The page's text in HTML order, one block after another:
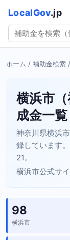
LocalGov.jp
ホーム / 補助金検索 /
横浜市
成金一覧
神奈川県横浜
録しています
21。
横浜市公式サ
98
横浜市